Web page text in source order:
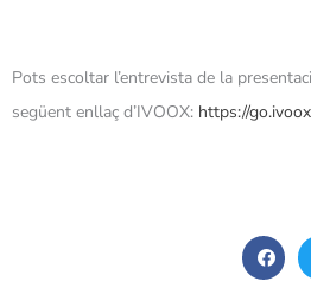
Pots escoltar l’entrevista de la
següent enllaç d’IVOOX: https://